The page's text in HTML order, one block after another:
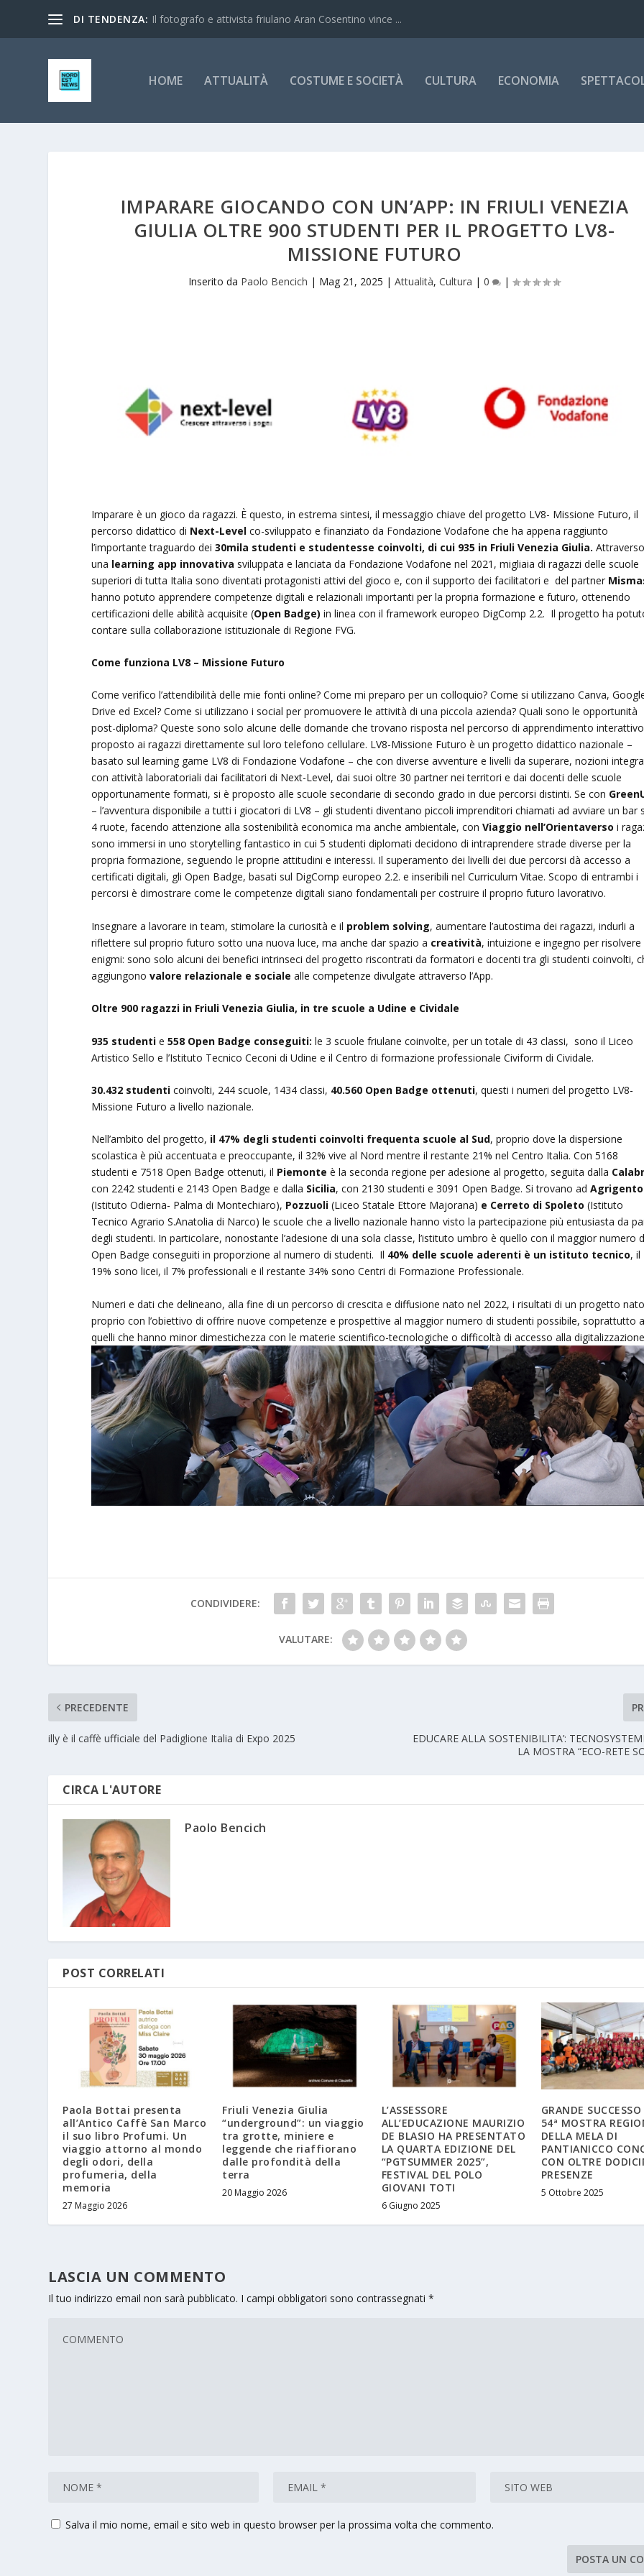
DI TENDENZA: Il fotografo e attivista friulano Aran Cosentino vince ...
HOME ATTUALITÀ COSTUME E SOCIETÀ CULTURA ECONOMIA
IMPARARE GIOCANDO CON UN’APP: IN FRIULI VENEZIA
GIULIA OLTRE 900 STUDENTI PER IL PROGETTO LV8-
MISSIONE FUTURO
Inserito da Paolo Bencich | Mag 21, 2025 |Attualità,Cultura |0 |
Imparare è un gioco da ragazzi. È questo, in estrema sintesi, il messaggio chiave del progetto LV8- Missione Futuro, il
percorso didattico di Next-Level co-sviluppato e finanziato da Fondazione Vodafone che ha appena raggiunto
l’importante traguardo dei30mila studenti e studentesse coinvolti, di cui 935 in Friuli Venezia Giulia.Attraverso
una learning app innovativa sviluppata e lanciata da Fondazione Vodafone nel 2021, migliaia di ragazzi delle scuole
superiori di tutta Italia sono diventati protagonisti attivi del gioco e, con il supporto dei facilitatori e del partner
hanno potuto apprendere competenze digitali e relazionali importanti per la propria formazione e futuro, ottenendo
certificazioni delle abilità acquisite (Open Badge) in linea con il framework europeo DigComp 2.2. Il progetto ha
contare sulla collaborazione istituzionale di Regione FVG.
Come funziona LV8 – Missione Futuro
Come verifico l’attendibilità delle mie fonti online? Come mi preparo per un colloquio? Come si utilizzano Canva,
Drive ed Excel? Come si utilizzano i social per promuovere le attività di una piccola azienda? Quali sono le opportunità
post-diploma? Queste sono solo alcune delle domande che trovano risposta nel percorso di apprendimento interattivo
proposto ai ragazzi direttamente sul loro telefono cellulare. LV8-Missione Futuro è un progetto didattico nazionale –
basato sul learning game LV8 di Fondazione Vodafone – che con diverse avventure e livelli da superare, nozioni
con attività laboratoriali dai facilitatori di Next-Level, dai suoi oltre 30 partner nei territori e dai docenti delle scuole
opportunamente formati, si è proposto alle scuole secondarie di secondo grado in due percorsi distinti. Se con
– l’avventura disponibile a tutti i giocatori di LV8 – gli studenti diventano piccoli imprenditori chiamati ad avviare un bar
4 ruote, facendo attenzione alla sostenibilità economica ma anche ambientale, con Viaggio nell’Orientaverso i
sono immersi in uno storytelling fantastico in cui 5 studenti diplomati decidono di intraprendere strade diverse per la
propria formazione, seguendo le proprie attitudini e interessi. Il superamento dei livelli dei due percorsi dà accesso a
certificati digitali, gli Open Badge, basati sul DigComp europeo 2.2. e inseribili nel Curriculum Vitae. Scopo di entrambi i
percorsi è dimostrare come le competenze digitali siano fondamentali per costruire il proprio futuro lavorativo.
Insegnare a lavorare in team, stimolare la curiosità e il problem solving, aumentare l’autostima dei ragazzi, indurli a
riflettere sul proprio futuro sotto una nuova luce, ma anche dar spazio a creatività, intuizione e ingegno per risolvere
enigmi: sono solo alcuni dei benefici intrinseci del progetto riscontrati da formatori e docenti tra gli studenti coinvolti,
aggiungonovalore relazionale e sociale alle competenze divulgate attraverso l’App.
Oltre 900 ragazzi in Friuli Venezia Giulia, in tre scuole a Udine e Cividale
935 studentie558 Open Badge conseguiti:le 3 scuole friulane coinvolte, per un totale di 43 classi, sono il Liceo
Artistico Sello e l’Istituto Tecnico Ceconi di Udine e il Centro di formazione professionale Civiform di Cividale.
30.432 studenticoinvolti, 244 scuole, 1434 classi, 40.560 Open Badge ottenuti, questi i numeri del progetto LV8-
Missione Futuro a livello nazionale.
Nell’ambito del progetto, il 47% degli studenti coinvolti frequenta scuole al Sud, proprio dove la dispersione
scolastica è più accentuata e preoccupante, il 32% vive al Nord mentre il restante 21% nel Centro Italia. Con 5168
studenti e 7518 Open Badge ottenuti, il Piemonte è la seconda regione per adesione al progetto, seguita dalla
con 2242 studenti e 2143 Open Badge e dalla Sicilia, con 2130 studenti e 3091 Open Badge. Si trovano adAgrigento
(Istituto Odierna- Palma di Montechiaro), Pozzuoli (Liceo Statale Ettore Majorana) e Cerreto di Spoleto (Istituto
Tecnico Agrario S.Anatolia di Narco) le scuole che a livello nazionale hanno visto la partecipazione più entusiasta da
degli studenti. In particolare, nonostante l’adesione di una sola classe, l’istituto umbro è quello con il maggior numero
Open Badge conseguiti in proporzione al numero di studenti. Il 40% delle scuole aderenti è un istituto tecnico, il
19% sono licei, il 7% professionali e il restante 34% sono Centri di Formazione Professionale.
Numeri e dati che delineano, alla fine di un percorso di crescita e diffusione nato nel 2022, i risultati di un progetto nato
proprio con l’obiettivo di offrire nuove competenze e prospettive al maggior numero di studenti possibile, soprattutto a
quelli che hanno minor dimestichezza con le materie scientifico-tecnologiche o difficoltà di accesso alla
CONDIVIDERE:
VALUTARE:
PRECEDENTE
illy è il caffè ufficiale del Padiglione Italia di Expo 2025
EDUCARE ALLA SOSTENIBILITA’:
LA MOSTRA “ECO-RETE
CIRCA L'AUTORE
Paolo Bencich
POST CORRELATI
Paola Bottai presenta
all’Antico Caffè San Marco
il suo libro Profumi. Un
viaggio attorno al mondo
degli odori, della
profumeria, della
memoria
27 Maggio 2026
Friuli Venezia Giulia
“underground”: un viaggio
tra grotte, miniere e
leggende che riaffiorano
dalle profondità della
terra
20 Maggio 2026
L’ASSESSORE
ALL’EDUCAZIONE MAURIZIO
DE BLASIO HA PRESENTATO
LA QUARTA EDIZIONE DEL
“PGTSUMMER 2025”,
FESTIVAL DEL POLO
GIOVANI TOTI
6 Giugno 2025
GRANDE
54ª MOSTRA
DELLA MELA DI
PANTIANICCO
CON OLTRE
PRESENZE
5 Ottobre 2025
LASCIA UN COMMENTO
Il tuo indirizzo email non sarà pubblicato. I campi obbligatori sono contrassegnati*
Salva il mio nome, email e sito web in questo browser per la prossima volta che commento.